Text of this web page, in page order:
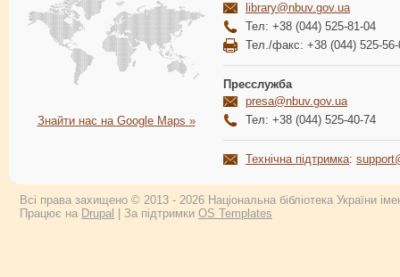
Знайти нас на Google Maps »
library@nbuv.gov.ua
Тел: +38 (044) 525-81-04
Тел./факс: +38 (044) 525-56-
Пресслужба
presa@nbuv.gov.ua
Тел: +38 (044) 525-40-74
Технічна підтримка:
Всі права захищено © 2013 - 2026 Національна бібліотека України
Працює на Drupal | За підтримки OS Templates